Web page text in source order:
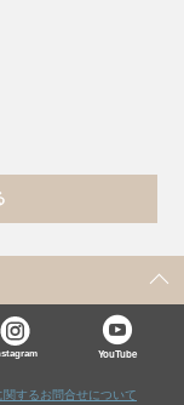
YouTube
関するお問合せについて